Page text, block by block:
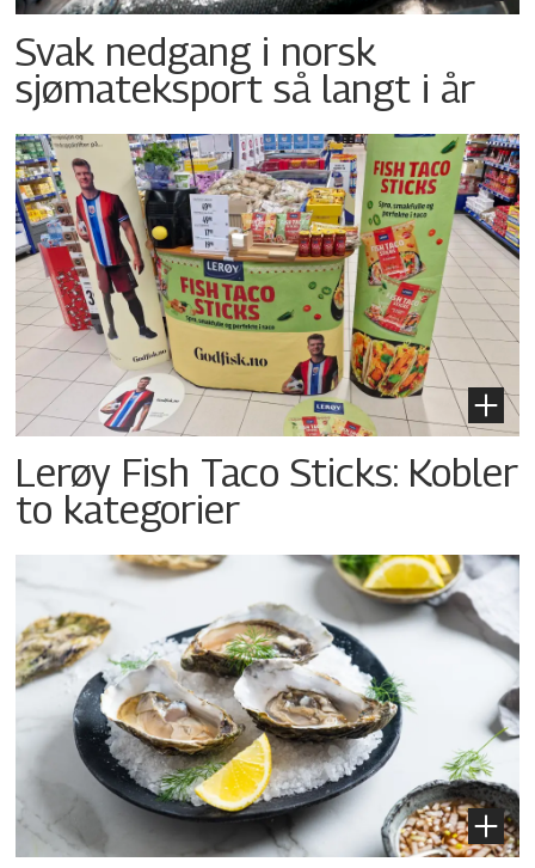
Svak nedgang i norsk
sjømateksport så langt i år
Lerøy Fish Taco Sticks: Kobler
to kategorier